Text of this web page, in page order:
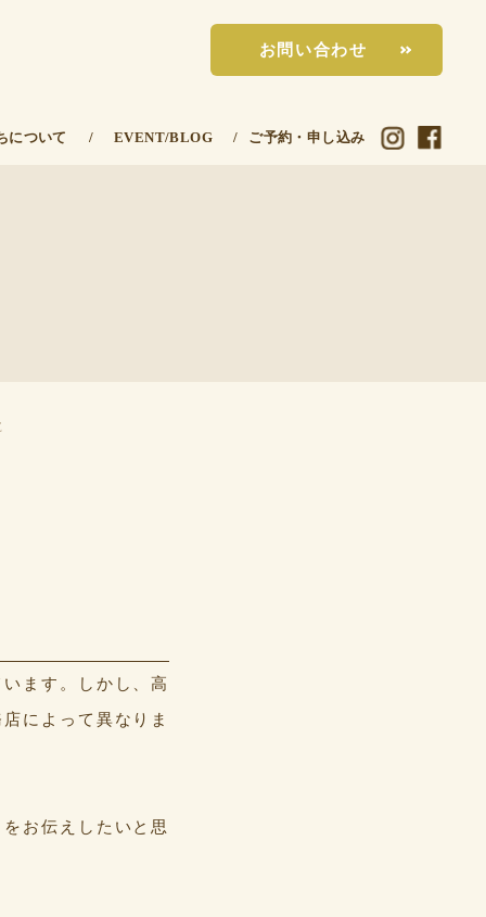
お問い合わせ
について / EVENT/BLOG / ご予約・申し込み
ます。しかし、高
によって異なりま
お伝えしたいと思